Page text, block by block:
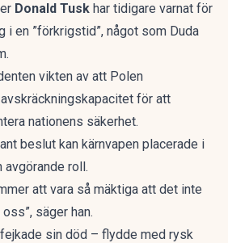
Donald Tusk har tidigare varnat för
i en ”förkrigstid”, något som Duda
vikten av att Polen
för att
nationens säkerhet.
beslut kan kärnvapen placerade i
avgörande roll.
att vara så mäktiga att det inte
säger han.
sin död – flydde med rysk